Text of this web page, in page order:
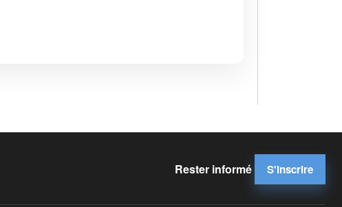
Rester informé S'inscrire